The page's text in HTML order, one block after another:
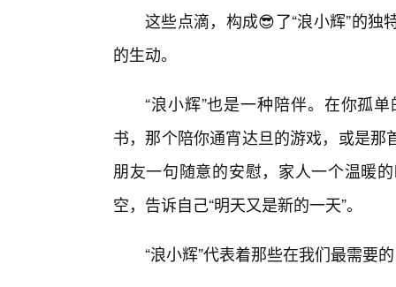
这些点滴，构成😎了“浪小辉”的
的生动。
“浪小辉”也是一种陪伴。在你孤
书，那个陪你通宵达旦的游戏，或是
朋友一句随意的安慰，家人一个温暖
空，告诉自己“明天又是新的一天”。
“浪小辉”代表着那些在我们最需要